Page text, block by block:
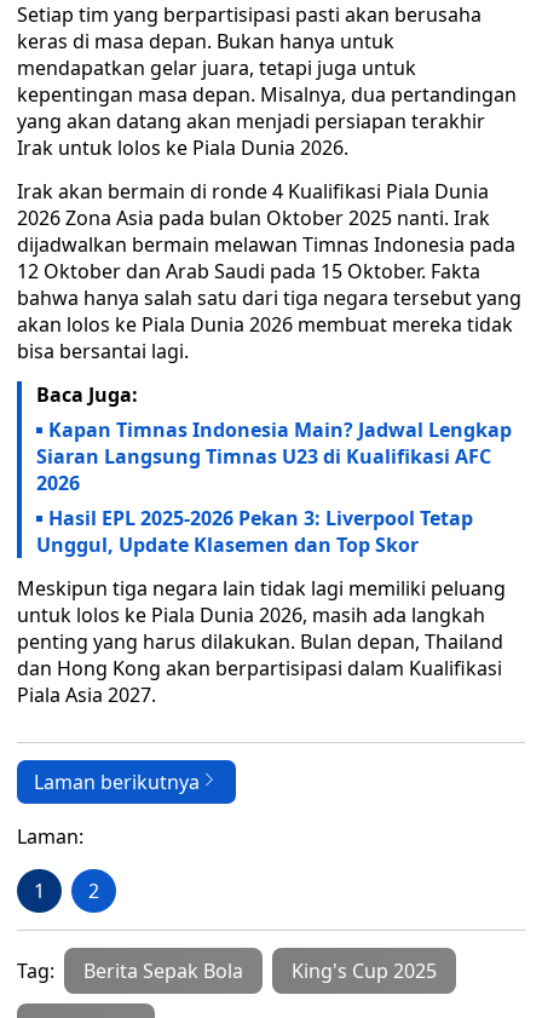
Setiap tim yang berpartisipasi pasti akan berusaha
keras di masa depan. Bukan hanya untuk
mendapatkan gelar juara, tetapi juga untuk
kepentingan masa depan. Misalnya, dua pertandingan
yang akan datang akan menjadi persiapan terakhir
Irak untuk lolos ke Piala Dunia 2026.
Irak akan bermain di ronde 4 Kualifikasi Piala Dunia
2026 Zona Asia pada bulan Oktober 2025 nanti. Irak
dijadwalkan bermain melawan Timnas Indonesia pada
12 Oktober dan Arab Saudi pada 15 Oktober. Fakta
bahwa hanya salah satu dari tiga negara tersebut yang
akan lolos ke Piala Dunia 2026 membuat mereka tidak
bisa bersantai lagi.
Baca Juga:
Kapan Timnas Indonesia Main? Jadwal Lengkap
Siaran Langsung Timnas U23 di Kualifikasi AFC
2026
Hasil EPL 2025-2026 Pekan 3: Liverpool Tetap
Unggul, Update Klasemen dan Top Skor
Meskipun tiga negara lain tidak lagi memiliki peluang
untuk lolos ke Piala Dunia 2026, masih ada langkah
penting yang harus dilakukan. Bulan depan, Thailand
dan Hong Kong akan berpartisipasi dalam Kualifikasi
Piala Asia 2027.
Laman berikutnya
Laman:
1 2
Tag: Berita Sepak Bola King's Cup 2025